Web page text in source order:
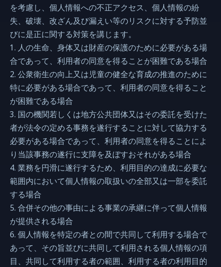
を考慮し、個人情報への不正アクセス、個人情報の紛
失、破壊、改ざん及び漏えい等のリスクに対する予防並
びに是正に関する対策を講じます。
1. 人の生命、身体又は財産の保護のために必要がある場
合であって、利用者の同意を得ることが困難である場合
2. 公衆衛生の向上又は児童の健全な育成の推進のために
特に必要がある場合であって、利用者の同意を得ること
が困難である場合
3. 国の機関若しくは地方公共団体又はその委託を受けた
者が法令の定める事務を遂行することに対して協力する
必要がある場合であって、利用者の同意を得ることによ
り当該事務の遂行に支障を及ぼすおそれがある場合
4. 業務を円滑に遂行するため、利用目的の達成に必要な
範囲内において個人情報の取扱いの全部又は一部を委託
する場合
5. 合併その他の事由による事業の承継に伴って個人情報
が提供される場合
6. 個人情報を特定の者との間で共同して利用する場合で
あって、その旨並びに共同して利用される個人情報の項
目、共同して利用する者の範囲、利用する者の利用目的